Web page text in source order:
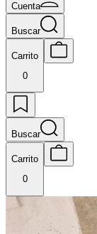
Cuenta
Buscar
Carrito
0
Buscar
Carrito
0